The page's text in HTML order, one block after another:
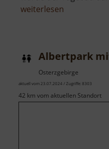
weiterlesen
Albertpark
Osterzgebirge
aktuell vom 23.07.2024 / Zugriffe: 8303
42 km vom aktuellen Standort